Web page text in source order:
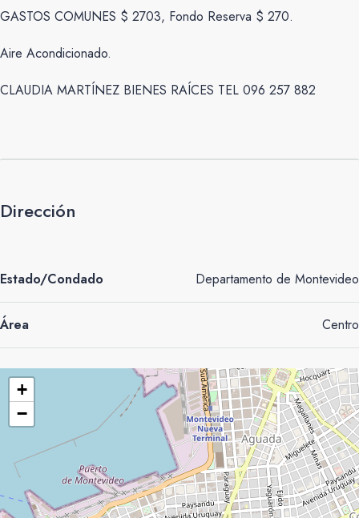
GASTOS COMUNES $ 2703, Fondo Reserva $ 270.
Aire Acondicionado.
CLAUDIA MARTÍNEZ BIENES RAÍCES TEL 096 257 882
Dirección
Estado/Condado Departamento de Montevideo
Área Centro
+
−